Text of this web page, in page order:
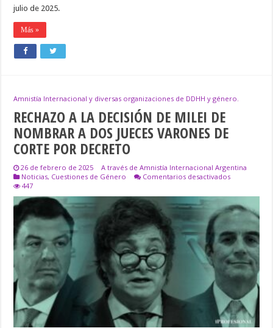
julio de 2025.
Más »
Amnistía Internacional y diversas organizaciones de DDHH y género.
RECHAZO A LA DECISIÓN DE MILEI DE
NOMBRAR A DOS JUECES VARONES DE
CORTE POR DECRETO
26 de febrero de 2025
A través de Amnistía Internacional Argentina
Noticias, Cuestiones de Género Comentarios desactivadosen
A
LA
DECISIÓN
MILEI
DE
NOMBRAR
A
DOS
JUECES
VARONES
DE
CORTE
POR
DECRETO
447